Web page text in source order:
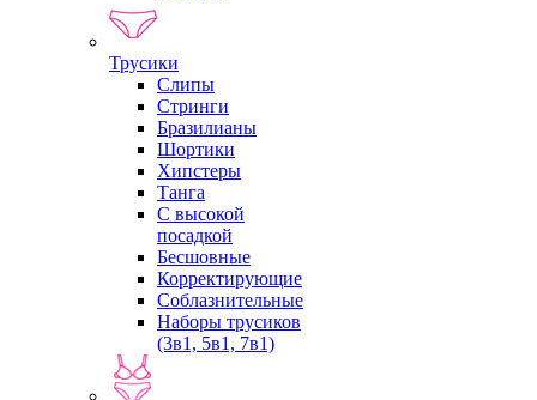
Трусики
Слипы
Стринги
Бразилианы
Шортики
Хипстеры
Танга
С высокой
посадкой
Бесшовные
Корректирующие
Соблазнительные
Наборы трусиков
(3в1, 5в1, 7в1)